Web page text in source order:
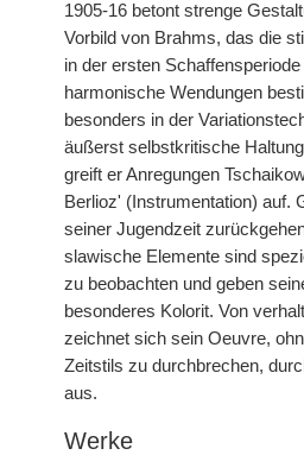
1905-16 betont strenge
Vorbild von Brahms, das die
in der ersten
harmonische Wendungen
besonders in der
äußerst selbstkritische Haltung
greift er Anregungen
Berlioz' (Instrumentation) auf.
seiner Jugendzeit
slawische Elemente sind
zu beobachten und geben
besonderes Kolorit. Von
zeichnet sich sein Oeuvre,
Zeitstils zu durchbrechen,
aus.
Werke